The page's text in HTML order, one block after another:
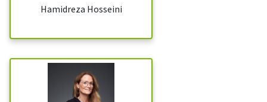
Hamidreza Hosseini